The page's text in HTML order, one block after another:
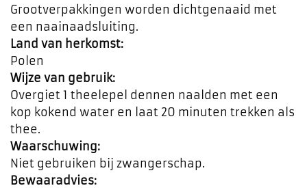
Grootverpakkingen worden dichtgenaaid met
een naainaadsluiting.
Land van herkomst:
Polen
Wijze van gebruik:
Overgiet 1 theelepel dennen naalden met een
kop kokend water en laat 20 minuten trekken als
thee.
Waarschuwing:
Niet gebruiken bij zwangerschap.
Bewaaradvies: